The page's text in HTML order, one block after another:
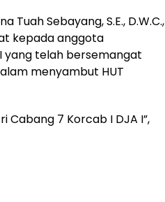
Tuah Sebayang, S.E., D.W.C.,
kepada anggota
yang telah bersemangat
menyambut HUT
Cabang 7 Korcab I DJA I”,